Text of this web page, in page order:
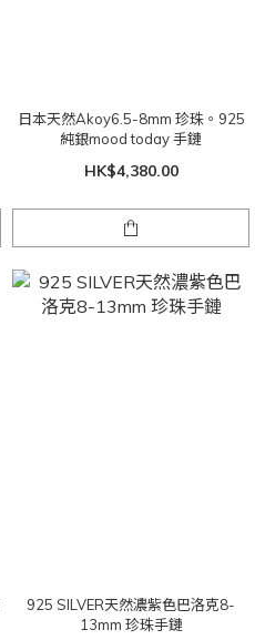
日本天然Akoy6.5-8mm 珍珠。925
純銀mood today 手鏈
HK$4,380.00
925 SILVER天然濃紫色巴洛克8-
13mm 珍珠手鏈